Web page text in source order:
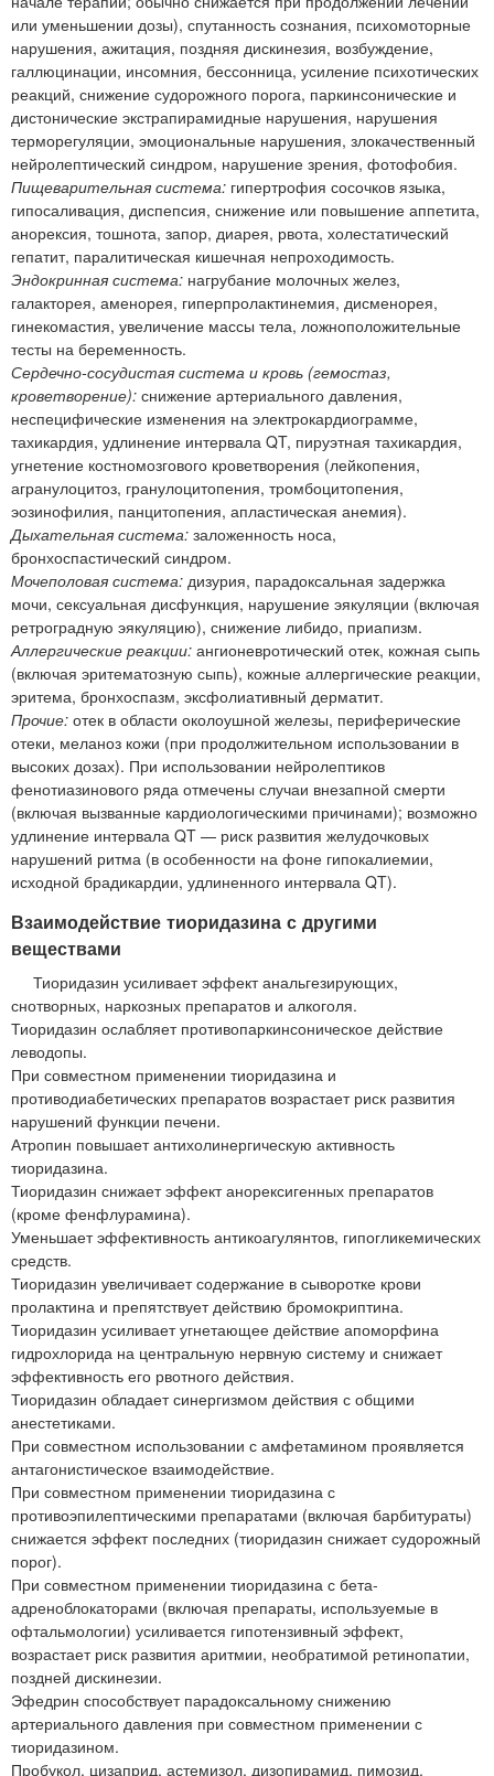
или уменьшении дозы), спутанность сознания, психомоторные
нарушения, ажитация, поздняя дискинезия, возбуждение,
галлюцинации, инсомния, бессонница, усиление психотических
реакций, снижение судорожного порога, паркинсонические и
дистонические экстрапирамидные нарушения, нарушения
терморегуляции, эмоциональные нарушения, злокачественный
нейролептический синдром, нарушение зрения, фотофобия.
Пищеварительная система: гипертрофия сосочков языка,
гипосаливация, диспепсия, снижение или повышение аппетита,
анорексия, тошнота, запор, диарея, рвота, холестатический
гепатит, паралитическая кишечная непроходимость.
Эндокринная система: нагрубание молочных желез,
галакторея, аменорея, гиперпролактинемия, дисменорея,
гинекомастия, увеличение массы тела, ложноположительные
тесты на беременность.
Сердечно-сосудистая система и кровь (гемостаз,
кроветворение): снижение артериального давления,
неспецифические изменения на электрокардиограмме,
тахикардия, удлинение интервала QT, пируэтная тахикардия,
угнетение костномозгового кроветворения (лейкопения,
агранулоцитоз, гранулоцитопения, тромбоцитопения,
эозинофилия, панцитопения, апластическая анемия).
Дыхательная система: заложенность носа,
бронхоспастический синдром.
Мочеполовая система: дизурия, парадоксальная задержка
мочи, сексуальная дисфункция, нарушение эякуляции (включая
ретроградную эякуляцию), снижение либидо, приапизм.
Аллергические реакции: ангионевротический отек, кожная сыпь
(включая эритематозную сыпь), кожные аллергические реакции,
эритема, бронхоспазм, эксфолиативный дерматит.
Прочие: отек в области околоушной железы, периферические
отеки, меланоз кожи (при продолжительном использовании в
высоких дозах). При использовании нейролептиков
фенотиазинового ряда отмечены случаи внезапной смерти
(включая вызванные кардиологическими причинами); возможно
удлинение интервала QT — риск развития желудочковых
нарушений ритма (в особенности на фоне гипокалиемии,
исходной брадикардии, удлиненного интервала QT).
Взаимодействие тиоридазина с другими
веществами
Тиоридазин усиливает эффект анальгезирующих,
снотворных, наркозных препаратов и алкоголя.
Тиоридазин ослабляет противопаркинсоническое действие
леводопы.
При совместном применении тиоридазина и
противодиабетических препаратов возрастает риск развития
нарушений функции печени.
Атропин повышает антихолинергическую активность
тиоридазина.
Тиоридазин снижает эффект анорексигенных препаратов
(кроме фенфлурамина).
Уменьшает эффективность антикоагулянтов, гипогликемических
средств.
Тиоридазин увеличивает содержание в сыворотке крови
пролактина и препятствует действию бромокриптина.
Тиоридазин усиливает угнетающее действие апоморфина
гидрохлорида на центральную нервную систему и снижает
эффективность его рвотного действия.
Тиоридазин обладает синергизмом действия с общими
анестетиками.
При совместном использовании с амфетамином проявляется
антагонистическое взаимодействие.
При совместном применении тиоридазина с
противоэпилептическими препаратами (включая барбитураты)
снижается эффект последних (тиоридазин снижает судорожный
порог).
При совместном применении тиоридазина с бета-
адреноблокаторами (включая препараты, используемые в
офтальмологии) усиливается гипотензивный эффект,
возрастает риск развития аритмии, необратимой ретинопатии,
поздней дискинезии.
Эфедрин способствует парадоксальному снижению
артериального давления при совместном применении с
тиоридазином.
Пробукол, цизаприд, астемизол, дизопирамид, пимозид,